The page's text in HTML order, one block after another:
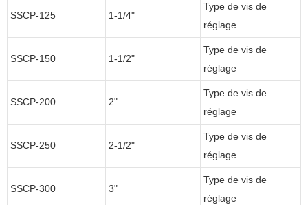
SSCP-125 1-1/4"
Type de vis de
réglage
SSCP-150 1-1/2"
Type de vis de
réglage
SSCP-200 2"
Type de vis de
réglage
SSCP-250 2-1/2"
Type de vis de
réglage
SSCP-300 3"
Type de vis de
réglage